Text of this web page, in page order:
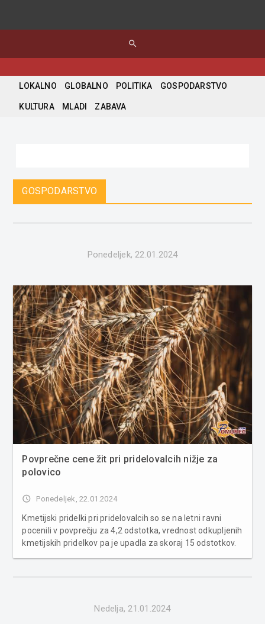
search
LOKALNO GLOBALNO POLITIKA GOSPODARSTVO
KULTURA MLADI ZABAVA
GOSPODARSTVO
Ponedeljek, 22.01.2024
Povprečne cene žit pri pridelovalcih nižje za
polovico
access_time Ponedeljek, 22.01.2024
Kmetijski pridelki pri pridelovalcih so se na letni ravni
pocenili v povprečju za 4,2 odstotka, vrednost odkupljenih
kmetijskih pridelkov pa je upadla za skoraj 15 odstotkov.
Nedelja, 21.01.2024